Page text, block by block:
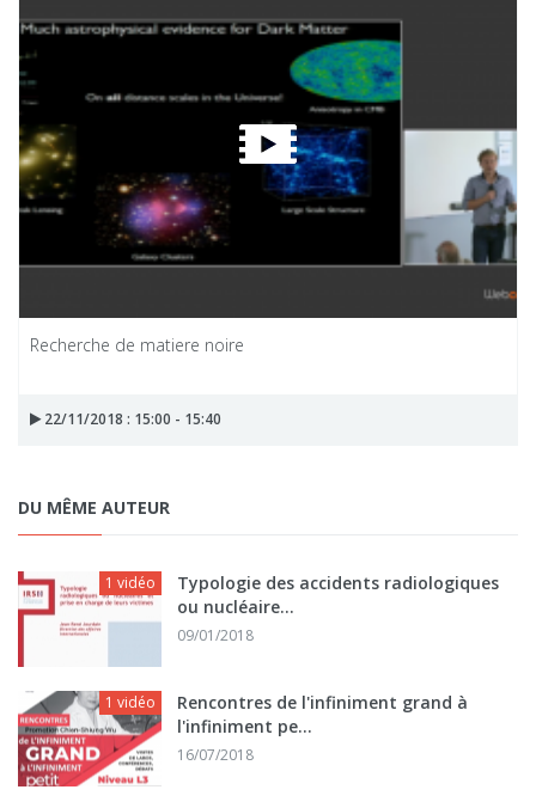
Recherche de matiere noire
22/11/2018 : 15:00 - 15:40
DU MÊME AUTEUR
1 vidéo
Typologie des accidents radiologiques
ou nucléaire...
09/01/2018
1 vidéo
Rencontres de l'infiniment grand à
l'infiniment pe...
16/07/2018